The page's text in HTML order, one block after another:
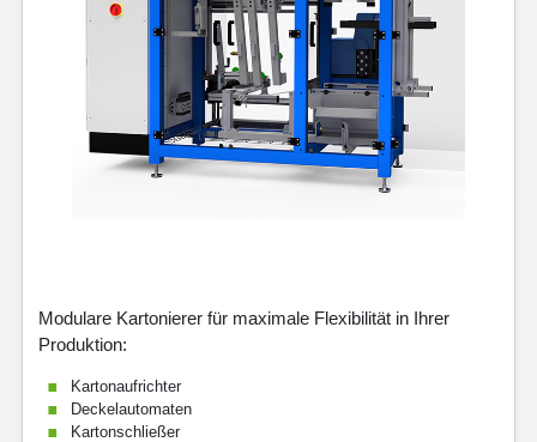
Modulare Kartonierer für maximale Flexibilität in Ihrer
Produktion:
Kartonaufrichter
Deckelautomaten
Kartonschließer